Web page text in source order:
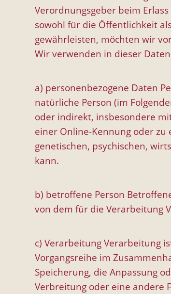
Verordnungsgeber beim
sowohl für die Öffentlichkeit
gewährleisten, möchten wir
Wir verwenden in dieser
a) personenbezogene Daten
natürliche Person (im
oder indirekt, insbesondere
einer Online-Kennung oder
genetischen, psychischen,
kann.
b) betroffene Person
von dem für die Verarbeitung
c) Verarbeitung Verarbeitung
Vorgangsreihe im
Speicherung, die Anpassung
Verbreitung oder eine andere